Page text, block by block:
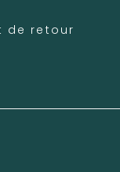
de retour